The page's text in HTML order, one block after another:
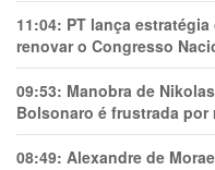
11:04: PT lança
renovar o Congresso
09:53: Manobra de
Bolsonaro é frustrada por
08:49: Alexandre de